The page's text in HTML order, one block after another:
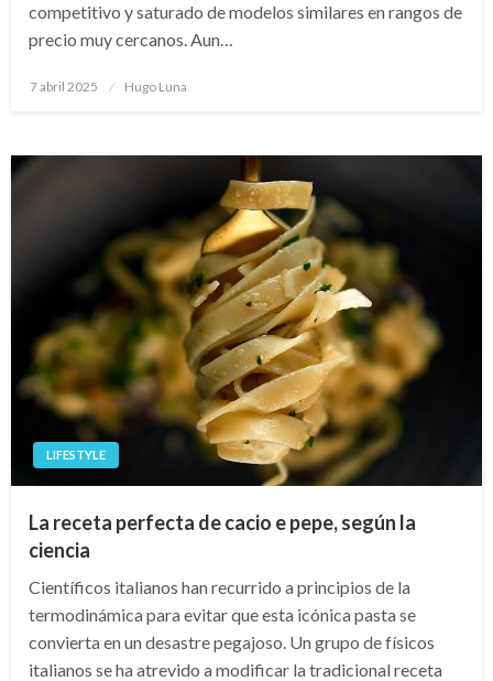
competitivo y saturado de modelos similares en rangos de
precio muy cercanos. Aun…
Publicado
7 abril 2025 Hugo Luna
LIFESTYLE
La receta perfecta de cacio e pepe, según la
ciencia
Científicos italianos han recurrido a principios de la
termodinámica para evitar que esta icónica pasta se
convierta en un desastre pegajoso. Un grupo de físicos
italianos se ha atrevido a modificar la tradicional receta